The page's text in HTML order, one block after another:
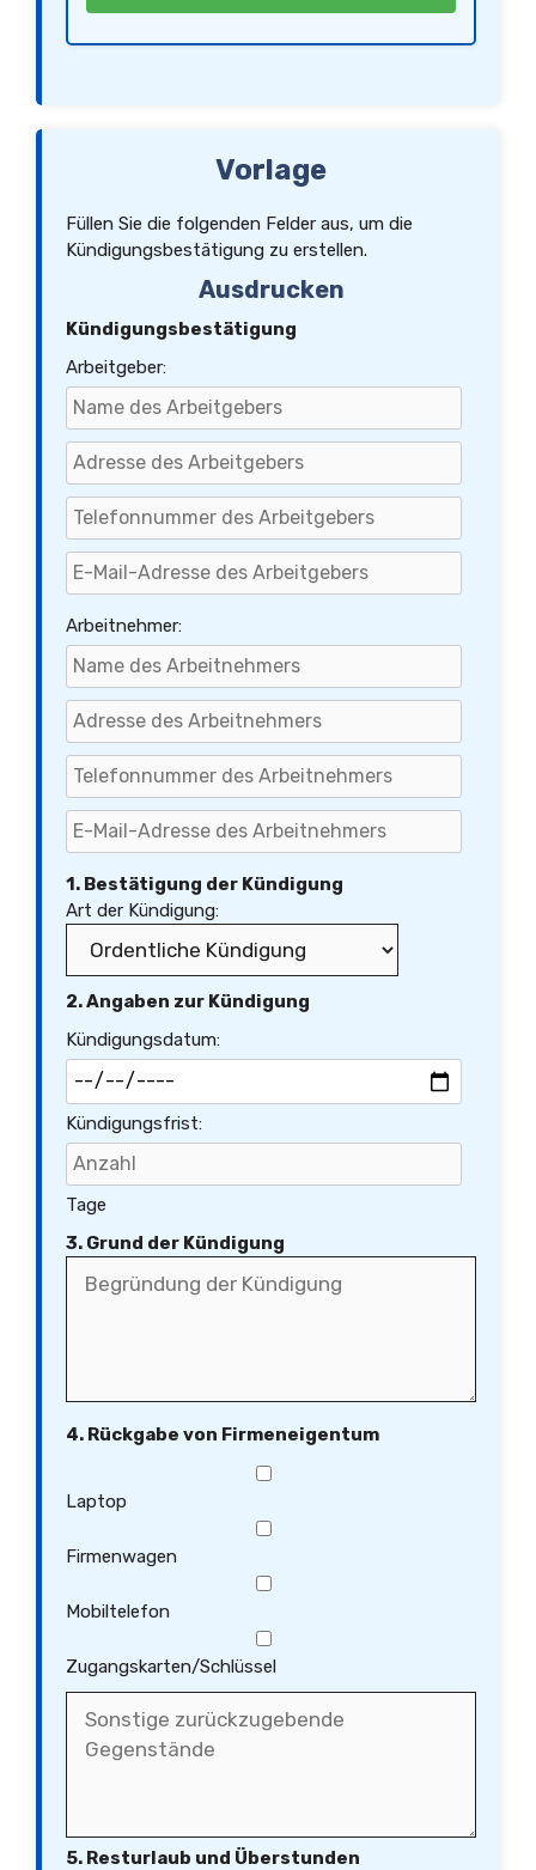
Vorlage
Füllen Sie die folgenden Felder aus, um die
Kündigungsbestätigung zu erstellen.
Ausdrucken
Kündigungsbestätigung
Arbeitgeber:
Arbeitnehmer:
1. Bestätigung der Kündigung
Art der Kündigung:
2. Angaben zur Kündigung
Kündigungsdatum:
Kündigungsfrist:
Tage
3. Grund der Kündigung
4. Rückgabe von Firmeneigentum
Laptop
Firmenwagen
Mobiltelefon
Zugangskarten/Schlüssel
5. Resturlaub und Überstunden